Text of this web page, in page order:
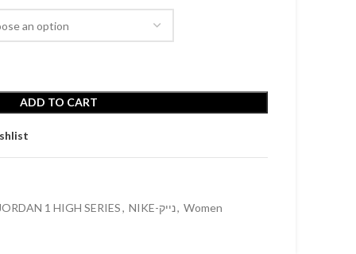
ADD TO CART
1 HIGH SERIES, NIKE-נייק, Women